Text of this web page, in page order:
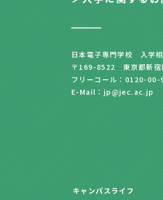
日本電子専門学校 入学相
〒169-8522 東京都新
フリーコール：0120-00-
E-Mail：jp@jec.ac.jp
キャンパスライフ